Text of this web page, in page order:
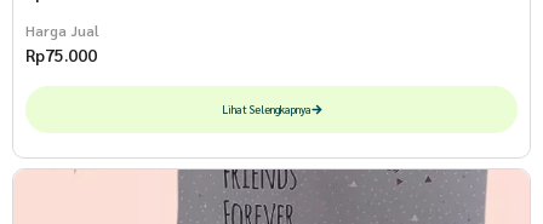
Harga Jual
Rp75.000
Lihat Selengkapnya